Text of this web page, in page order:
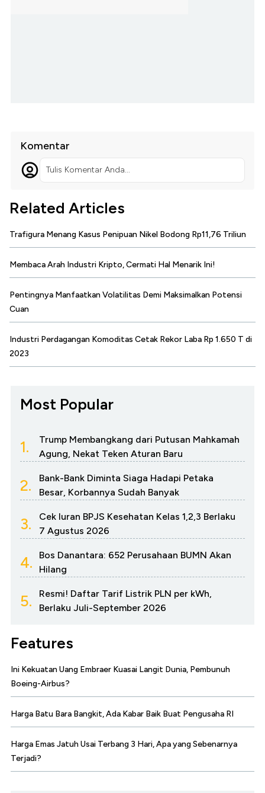
Komentar
Tulis Komentar Anda...
Related Articles
Trafigura Menang Kasus Penipuan Nikel Bodong Rp11,76 Triliun
Membaca Arah Industri Kripto, Cermati Hal Menarik Ini!
Pentingnya Manfaatkan Volatilitas Demi Maksimalkan Potensi
Cuan
Industri Perdagangan Komoditas Cetak Rekor Laba Rp 1.650 T di
2023
Most Popular
1.
Trump Membangkang dari Putusan Mahkamah
Agung, Nekat Teken Aturan Baru
2.
Bank-Bank Diminta Siaga Hadapi Petaka
Besar, Korbannya Sudah Banyak
3.
Cek Iuran BPJS Kesehatan Kelas 1,2,3 Berlaku
7 Agustus 2026
4.
Bos Danantara: 652 Perusahaan BUMN Akan
Hilang
5.
Resmi! Daftar Tarif Listrik PLN per kWh,
Berlaku Juli-September 2026
Features
Ini Kekuatan Uang Embraer Kuasai Langit Dunia, Pembunuh
Boeing-Airbus?
Harga Batu Bara Bangkit, Ada Kabar Baik Buat Pengusaha RI
Harga Emas Jatuh Usai Terbang 3 Hari, Apa yang Sebenarnya
Terjadi?